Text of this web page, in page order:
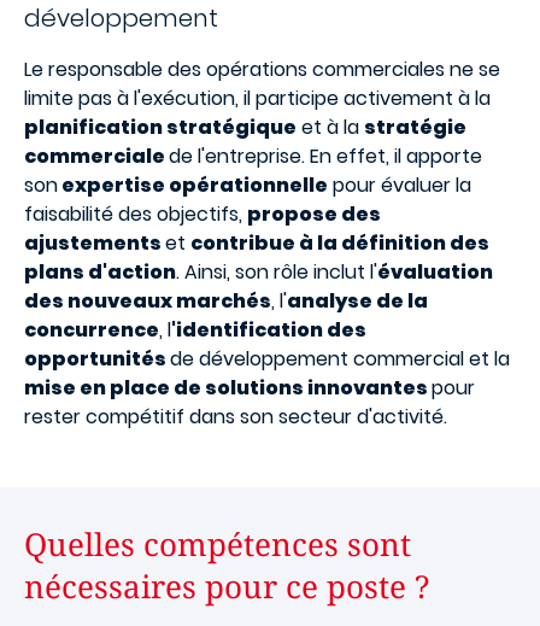
développement
Le responsable des opérations commerciales ne se
limite pas à l'exécution, il participe activement à la
planification stratégique et à la stratégie
commercialede l'entreprise. En effet, il apporte
sonexpertise opérationnelle pour évaluer la
faisabilité des objectifs, propose des
ajustementset contribue à la définition des
plans d'action. Ainsi, son rôle inclut l'évaluation
des nouveaux marchés, l'analyse de la
concurrence, l'identification des
opportunitésde développement commercial et la
mise en place de solutions innovantespour
rester compétitif dans son secteur d'activité.
Quelles compétences sont
nécessaires pour ce poste ?